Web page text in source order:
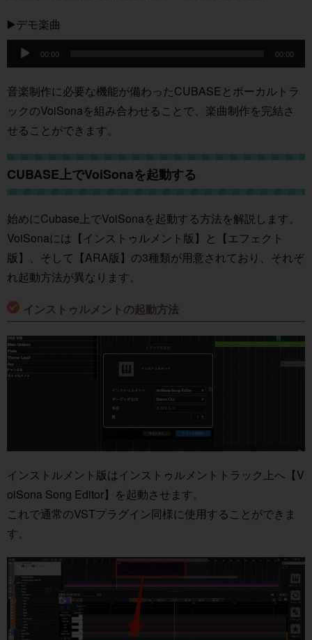
▶️デモ楽曲
音
レ
ー
ヤ
ー
00:00 00:00
音楽制作に必要な機能が備わったCUBASEとボーカルトラ
ックのVoiSonaを組み合わせることで、楽曲制作を完結さ
せることができます。
CUBASE上でVoiSonaを起動する
始めにCubase上でVoiSonaを起動する方法を解説します。
VoiSonaには【インストゥルメント版】と【エフェクト
版】、そして【ARA版】の3種類が用意されており、それぞ
れ起動方法が異なります。
インストゥルメントの起動方法
インストルメント版はインストゥルメントトラック上へ【V
oiSona Song Editor】を起動させます。
これで通常のVSTプラグイン同様に使用することができま
す。